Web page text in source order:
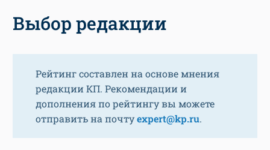
Выбор редакции
Рейтинг составлен на основе мнения
редакции КП. Рекомендации и
дополнения по рейтингу вы можете
отправить на почтуexpert@kp.ru.